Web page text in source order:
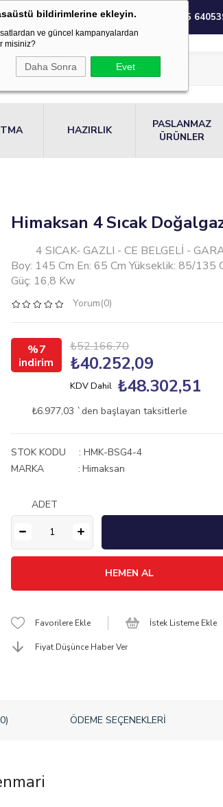
bildirimlerine ekleyin.
ve güncel kampanyalardan
misiniz?
Daha Sonra Evet
0850 220 55 64
HAZIRLIK
PASLANMAZ
ÜRÜNLER
Himaksan 4 Sıcak
4 SICAK- GAZLI - CE BELGELİ -
Boy: 145 Cm En: 65 Cm Yükseklik: 85/135
Güç: 16,8 Kw
Yorum(0)
7 ₺52.166,70
₺40.252,09
KDV Dahil ₺48.302,51
₺6.977,03 `den başlayan taksitlerle
STOK KODU
HMK-BSG4-4
MARKA
: Himaksan
ADET
Favorilere Ekle İstek Listeme Ekle
Fiyat Düşünce Haber Ver
ÖDEME SEÇENEKLERI